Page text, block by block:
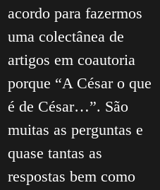
acordo para fazermos
uma colectânea de
artigos em coautoria
porque “A César o que
é de César…”. São
muitas as perguntas e
quase tantas as
respostas bem como